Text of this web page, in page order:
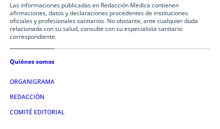
Las informaciones publicadas en Redacción Médica contienen
afirmaciones, datos y declaraciones procedentes de instituciones
oficiales y profesionales sanitarios. No obstante, ante cualquier duda
relacionada con su salud, consulte con su especialista sanitario
correspondiente.
Quiénes somos
ORGANIGRAMA
REDACCIÓN
COMITÉ EDITORIAL